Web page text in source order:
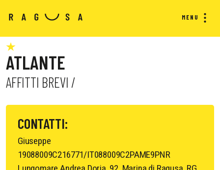
MENU
ATLANTE
AFFITTI BREVI /
CONTATTI:
Giuseppe
19088009C216771/IT088009C2PAME9PNR